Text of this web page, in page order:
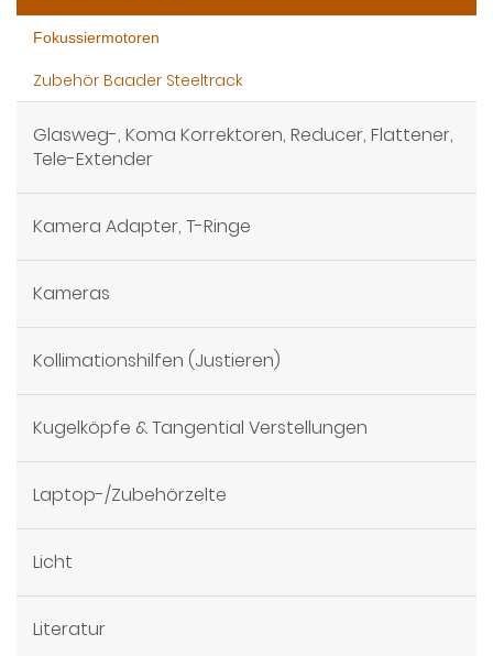
Fokussiermotoren
Zubehör Baader Steeltrack
Glasweg-, Koma Korrektoren, Reducer, Flattener,
Tele-Extender
Kamera Adapter, T-Ringe
Kameras
Kollimationshilfen (Justieren)
Kugelköpfe & Tangential Verstellungen
Laptop-/Zubehörzelte
Licht
Literatur